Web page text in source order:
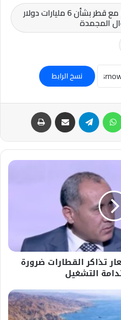
#إيران تعلن اتفاقا جديدا مع قطر بشأن 6 مليارات دولار
المجمدة
نسخ الرابط
ماسنجر واتساب تيلقرام مشاركة عبر البريد
تذاكر القطارات ضرورة
التشغيل